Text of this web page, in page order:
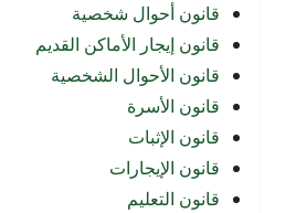
قانون أحوال شخصية
قانون إيجار الأماكن القديم
قانون الأحوال الشخصية
قانون الأسرة
قانون الإثبات
قانون الإيجارات
قانون التعليم